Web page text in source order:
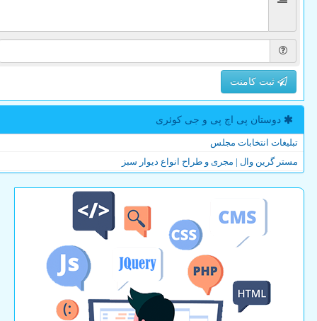
ثبت کامنت
دوستان پی اچ پی و جی كوئری
تبلیغات انتخابات مجلس
مستر گرین وال | مجری و طراح انواع دیوار سبز